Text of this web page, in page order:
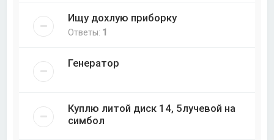
Ищу дохлую приборку
Ответы: 1
Генератор
Куплю литой диск 14, 5лучевой на
симбол